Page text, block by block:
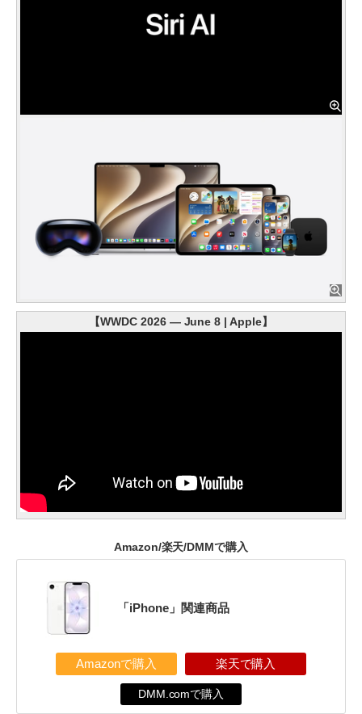
【WWDC 2026 — June 8 | Apple】
Amazon/楽天/DMMで購入
「iPhone」関連商品
Amazonで購入 楽天で購入
DMM.comで購入